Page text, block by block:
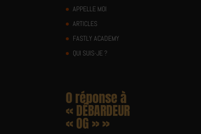
APPELLE MOI
ARTICLES
FASTLY ACADEMY
QUI SUIS-JE ?
0 réponse à
« DÉBARDEUR
« OG » »